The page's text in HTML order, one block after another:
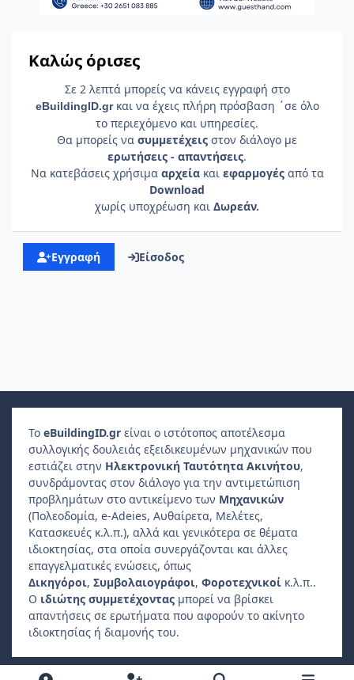
Καλώς όρισες
Σε 2 λεπτά μπορείς να κάνεις εγγραφή στο
eBuildingID.gr και να έχεις πλήρη πρόσβαση ΄σε όλο
το περιεχόμενο και υπηρεσίες.
Θα μπορείς να συμμετέχεις στον διάλογο με
ερωτήσεις - απαντήσεις.
Να κατεβάσεις χρήσιμα αρχείακαι εφαρμογέςαπό τα
Download
χωρίς υποχρέωση και Δωρεάν.
Εγγραφή Είσοδος
Το eBuildingID.gr είναι ο ιστότοπος αποτέλεσμα
συλλογικής δουλειάς εξειδικευμένων μηχανικών που
εστιάζει στην Ηλεκτρονική Ταυτότητα Ακινήτου,
συνδράμοντας στον διάλογο για την αντιμετώπιση
προβλημάτων στο αντικείμενο των Μηχανικών
(Πολεοδομία, e-Adeies, Αυθαίρετα, Μελέτες,
Κατασκευές κ.λ.π.), αλλά και γενικότερα σε θέματα
ιδιοκτησίας, στα οποία συνεργάζονται και άλλες
επαγγελματικές ενώσεις, όπως
Δικηγόροι, Συμβολαιογράφοι, Φοροτεχνικοί κ.λ.π..
Ο ιδιώτης συμμετέχοντας μπορεί να βρίσκει
απαντήσεις σε ερωτήματα που αφορούν το ακίνητο
ιδιοκτησίας ή διαμονής του.